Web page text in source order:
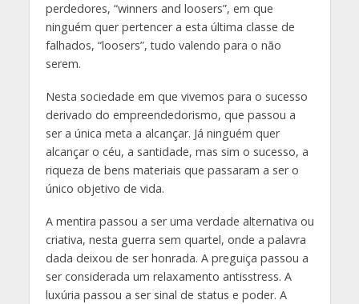
perdedores, “winners and loosers”, em que
ninguém quer pertencer a esta última classe de
falhados, “loosers”, tudo valendo para o não
serem.
Nesta sociedade em que vivemos para o sucesso
derivado do empreendedorismo, que passou a
ser a única meta a alcançar. Já ninguém quer
alcançar o céu, a santidade, mas sim o sucesso, a
riqueza de bens materiais que passaram a ser o
único objetivo de vida.
A mentira passou a ser uma verdade alternativa ou
criativa, nesta guerra sem quartel, onde a palavra
dada deixou de ser honrada. A preguiça passou a
ser considerada um relaxamento antisstress. A
luxúria passou a ser sinal de status e poder. A